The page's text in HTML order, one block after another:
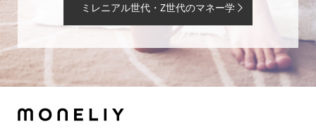
ミレニアル世代・Z世代のマネー学